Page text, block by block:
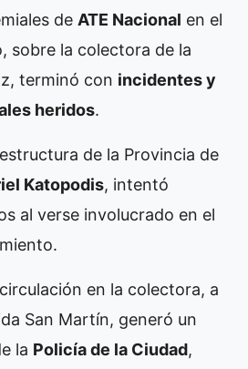
de ATE Nacional en el
sobre la colectora de la
terminó con incidentes y
heridos.
de la Provincia de
Katopodis, intentó
al verse involucrado en el
en la colectora, a
San Martín, generó un
la Policía de la Ciudad,